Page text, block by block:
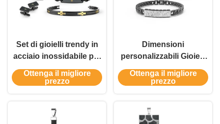
Set di gioielli trendy in
acciaio inossidabile per
uomo - Anelli di
fidanzamento e bracciali
Ottenga il migliore
prezzo
Dimensioni
personalizzabili Gioielli
in acciaio inossidabile
per uomini con finiture
Ottenga il migliore
prezzo